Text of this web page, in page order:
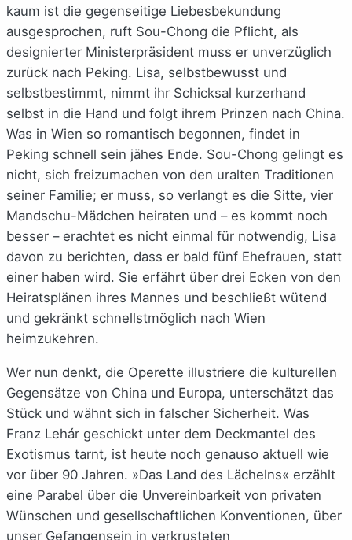
kaum ist die gegenseitige Liebesbekundung
ausgesprochen, ruft Sou-Chong die Pflicht, als
designierter Ministerpräsident muss er unverzüglich
zurück nach Peking. Lisa, selbstbewusst und
selbstbestimmt, nimmt ihr Schicksal kurzerhand
selbst in die Hand und folgt ihrem Prinzen nach China.
Was in Wien so romantisch begonnen, findet in
Peking schnell sein jähes Ende. Sou-Chong gelingt es
nicht, sich freizumachen von den uralten Traditionen
seiner Familie; er muss, so verlangt es die Sitte, vier
Mandschu-Mädchen heiraten und – es kommt noch
besser – erachtet es nicht einmal für notwendig, Lisa
davon zu berichten, dass er bald fünf Ehefrauen, statt
einer haben wird. Sie erfährt über drei Ecken von den
Heiratsplänen ihres Mannes und beschließt wütend
und gekränkt schnellstmöglich nach Wien
heimzukehren.
Wer nun denkt, die Operette illustriere die kulturellen
Gegensätze von China und Europa, unterschätzt das
Stück und wähnt sich in falscher Sicherheit. Was
Franz Lehár geschickt unter dem Deckmantel des
Exotismus tarnt, ist heute noch genauso aktuell wie
vor über 90 Jahren. »Das Land des Lächelns« erzählt
eine Parabel über die Unvereinbarkeit von privaten
Wünschen und gesellschaftlichen Konventionen, über
unser Gefangensein in verkrusteten